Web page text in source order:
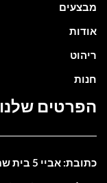
מבצעים
אודות
ריהוט
חנות
הפרטים שלנו
כתובת: אביי 5 בית שמש. ישראל